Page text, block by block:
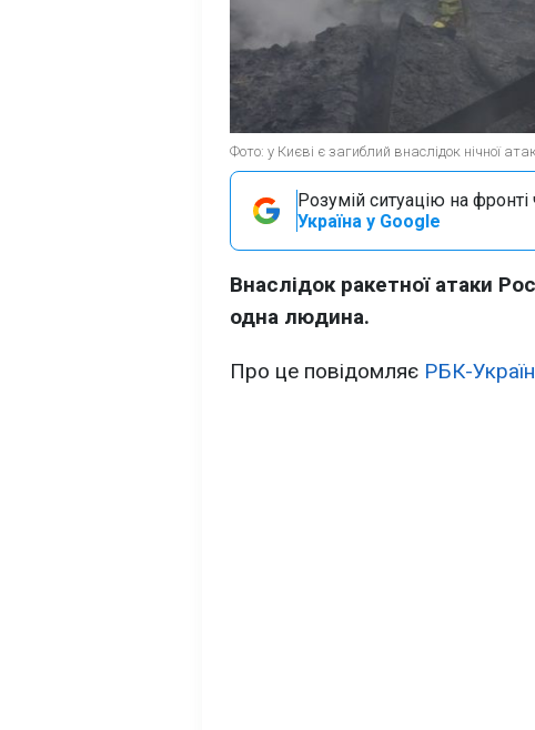
Фото: у Києві є загиблий внаслідок нічної
Розумій ситуацію на
Україна у Google
Внаслідок ракетної атаки
одна людина.
Про це повідомляє РБК-